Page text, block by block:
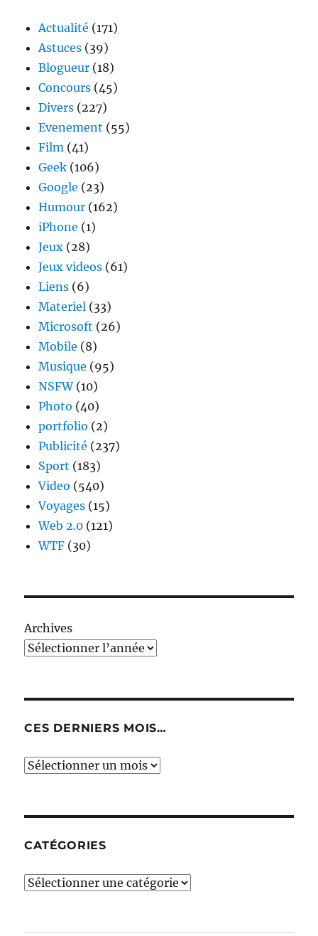
métro
new-
yorkais
Actualité (171)
Astuces (39)
Blogueur (18)
Concours (45)
Divers (227)
Evenement (55)
Film (41)
Geek (106)
Google (23)
Humour (162)
iPhone (1)
Jeux (28)
Jeux videos (61)
Liens (6)
Materiel (33)
Microsoft (26)
Mobile (8)
Musique (95)
NSFW(10)
Photo (40)
portfolio (2)
Publicité (237)
Sport (183)
Video (540)
Voyages (15)
Web 2.0 (121)
WTF (30)
Archives
CES DERNIERS MOIS…
Ces
CATÉGORIES
Catégories